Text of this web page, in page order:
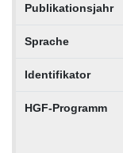
Publikationsjahr
Sprache
Identifikator
HGF-Programm